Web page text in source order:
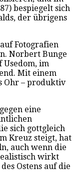
bespiegelt sich
der übrigens
Fotografien
Norbert Bunge
Usedom, im
Mit einem
Ohr – produktiv
eine
sich gottgleich
Kreuz steigt, hat
auch wenn die
wirkt
Ostens auf die